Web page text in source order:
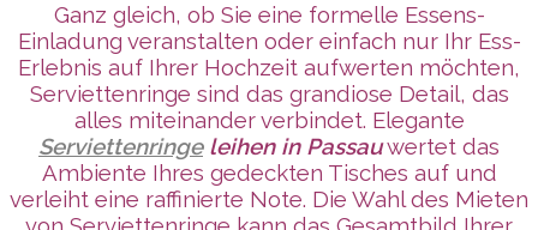
Ganz gleich, ob Sie eine formelle Essens-
Einladung veranstalten oder einfach nur Ihr Ess-
Erlebnis auf Ihrer Hochzeit aufwerten möchten,
Serviettenringe sind das grandiose Detail, das
alles miteinander verbindet. Elegante
Serviettenringeleihen in Passauwertet das
Ambiente Ihres gedeckten Tisches auf und
verleiht eine raffinierte Note. Die Wahl des Mieten